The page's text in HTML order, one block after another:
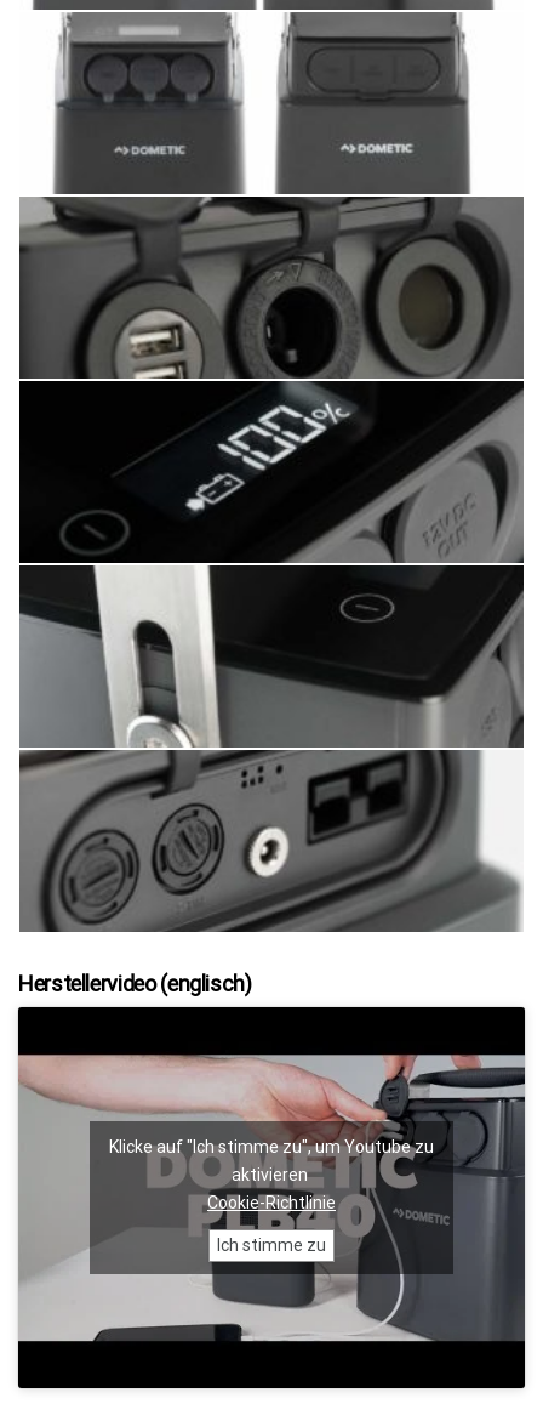
Herstellervideo (englisch)
Klicke auf "Ich stimme zu", um Youtube zu
aktivieren
Cookie-Richtlinie
Ich stimme zu